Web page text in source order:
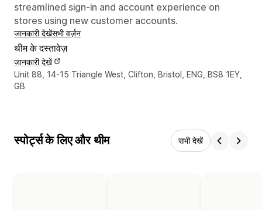
streamlined sign-in and account experience on
stores using new customer accounts.
जानकारी देखेंसभी वर्ज़न
थीम के दस्तावेज़
जानकारी देखें
डिज़ाइनर के संपर्क की जानकारी
Unit 88, 14-15 Triangle West, Clifton, Bristol, ENG, BS8 1EY,
GB
स्पोर्ट्स के लिए और थीम सभी देखें